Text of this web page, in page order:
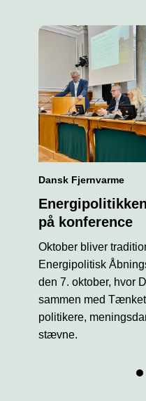
Dansk Fjernvarme
på konference
Oktober bliver
Energipolitisk
den 7. oktober, hvor
sammen med
politikere,
stævne.